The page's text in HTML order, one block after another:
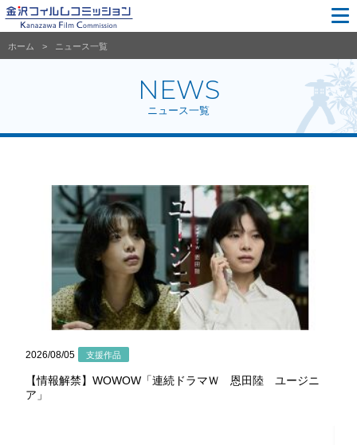
ホーム ニュース一覧
NEWS
ニュース一覧
2026/08/05 支援作品
【情報解禁】WOWOW「連続ドラマＷ 恩田陸 ユージニ
ア」